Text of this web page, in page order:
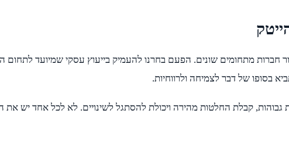
חברות מתחומים שונים. הפעם בחרנו להעמיק בייעוץ עסקי שמיועד
בסופו של דבר לצמיחה ולרווחיות.
גבוהות, קבלת החלטות מהירה ויכולת להסתגל לשינויים. לא לכל אחד יש